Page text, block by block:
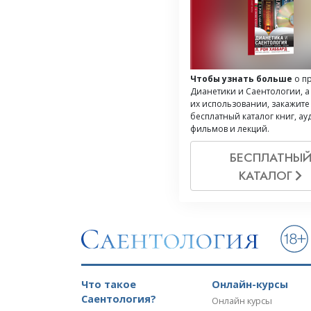
Чтобы узнать больше о
Дианетики и Саентологии,
их использовании, закажите
бесплатный каталог книг,
фильмов и лекций.
БЕСПЛАТНЫЙ
КАТАЛОГ
Что такое
Саентология?
Онлайн-курсы
Онлайн курсы